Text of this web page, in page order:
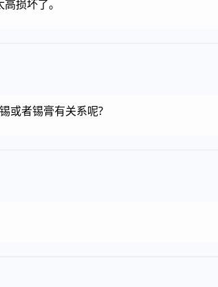
损坏了。
或者锡膏有关系呢?